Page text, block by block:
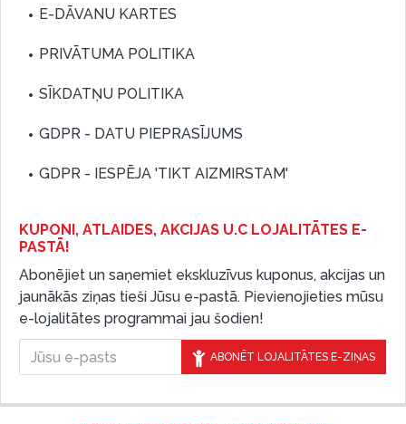
E-DĀVANU KARTES
PRIVĀTUMA POLITIKA
SĪKDATŅU POLITIKA
GDPR - DATU PIEPRASĪJUMS
GDPR - IESPĒJA 'TIKT AIZMIRSTAM'
KUPONI, ATLAIDES, AKCIJAS U.C LOJALITĀTES E-
PASTĀ!
Abonējiet un saņemiet ekskluzīvus kuponus, akcijas un
jaunākās ziņas tieši Jūsu e-pastā. Pievienojieties mūsu
e-lojalitātes programmai jau šodien!
ABONĒT LOJALITĀTES E-ZIŅAS